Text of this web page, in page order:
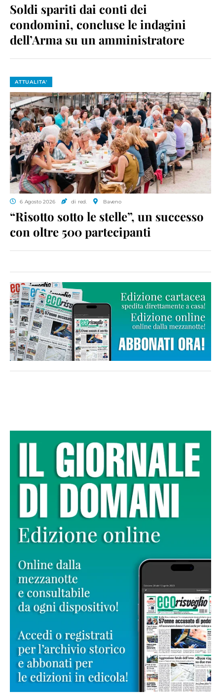
Soldi spariti dai conti dei
condomini, concluse le indagini
dell’Arma su un amministratore
ATTUALITA'
6 Agosto 2026 di red. Baveno
“Risotto sotto le stelle”, un successo
con oltre 500 partecipanti